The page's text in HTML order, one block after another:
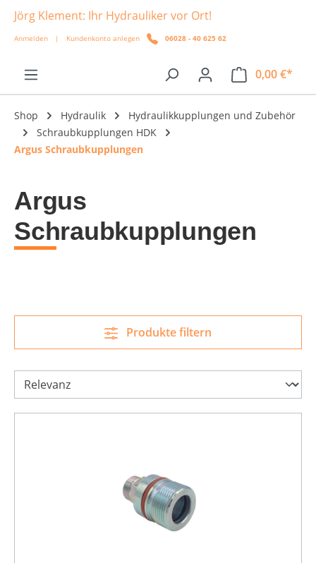
springen
Jörg Klement: Ihr Hydrauliker vor Ort!
Anmelden | Kundenkonto anlegen 06028 - 40 625 62
0,00 €*
Shop Hydraulik
Hydraulikkupplungen und Zubehör
Schraubkupplungen HDK
Argus Schraubkupplungen
Argus
Schraubkupplungen
Produkte filtern